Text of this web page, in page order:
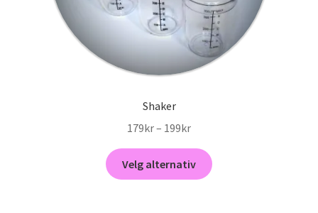
Shaker
179kr– 199krPrisområde:
til
199kr
Velg alternativ
Dette
produktet